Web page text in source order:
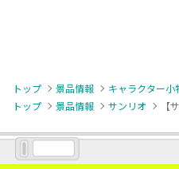
トップ 景品情報 キャラクター小
トップ
景品情報 サンリオ